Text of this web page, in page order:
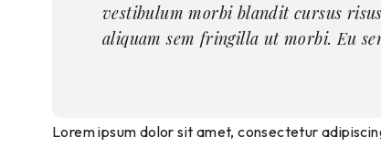
vestibulum morbi blandit cursus
aliquam sem fringilla ut morbi. Eu
Lorem ipsum dolor sit amet, consectetur